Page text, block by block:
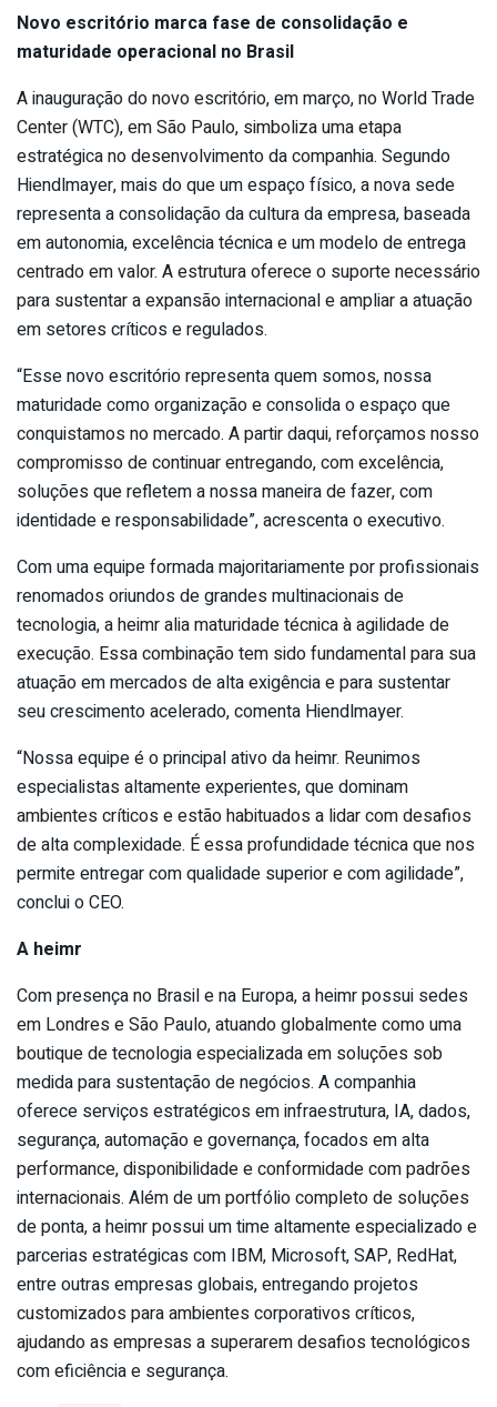
Novo escritório marca fase de consolidação e
maturidade operacional no Brasil
A inauguração do novo escritório, em março, no World Trade
Center (WTC), em São Paulo, simboliza uma etapa
estratégica no desenvolvimento da companhia. Segundo
Hiendlmayer, mais do que um espaço físico, a nova sede
representa a consolidação da cultura da empresa, baseada
em autonomia, excelência técnica e um modelo de entrega
centrado em valor. A estrutura oferece o suporte necessário
para sustentar a expansão internacional e ampliar a atuação
em setores críticos e regulados.
“Esse novo escritório representa quem somos, nossa
maturidade como organização e consolida o espaço que
conquistamos no mercado. A partir daqui, reforçamos nosso
compromisso de continuar entregando, com excelência,
soluções que refletem a nossa maneira de fazer, com
identidade e responsabilidade”, acrescenta o executivo.
Com uma equipe formada majoritariamente por profissionais
renomados oriundos de grandes multinacionais de
tecnologia, a heimr alia maturidade técnica à agilidade de
execução. Essa combinação tem sido fundamental para sua
atuação em mercados de alta exigência e para sustentar
seu crescimento acelerado, comenta Hiendlmayer.
“Nossa equipe é o principal ativo da heimr. Reunimos
especialistas altamente experientes, que dominam
ambientes críticos e estão habituados a lidar com desafios
de alta complexidade. É essa profundidade técnica que nos
permite entregar com qualidade superior e com agilidade”,
conclui o CEO.
A heimr
Com presença no Brasil e na Europa, a heimr possui sedes
em Londres e São Paulo, atuando globalmente como uma
boutique de tecnologia especializada em soluções sob
medida para sustentação de negócios. A companhia
oferece serviços estratégicos em infraestrutura, IA, dados,
segurança, automação e governança, focados em alta
performance, disponibilidade e conformidade com padrões
internacionais. Além de um portfólio completo de soluções
de ponta, a heimr possui um time altamente especializado e
parcerias estratégicas com IBM, Microsoft, SAP, RedHat,
entre outras empresas globais, entregando projetos
customizados para ambientes corporativos críticos,
ajudando as empresas a superarem desafios tecnológicos
com eficiência e segurança.